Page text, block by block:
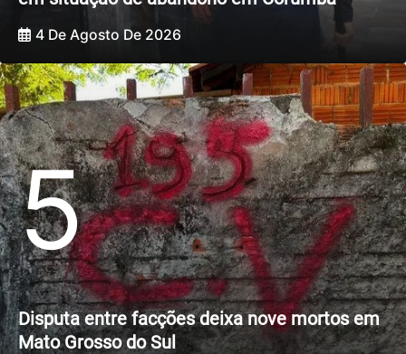
4 De Agosto De 2026
5
Disputa entre facções deixa nove mortos em
Mato Grosso do Sul